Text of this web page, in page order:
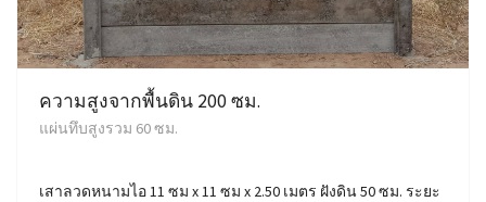
ความสูงจากพื้นดิน 200 ซม.
แผ่นทึบสูงรวม 60 ซม.
เสาลวดหนามไอ 11 ซม x 11 ซม x 2.50 เมตร ฝังดิน 50 ซม. ระยะ